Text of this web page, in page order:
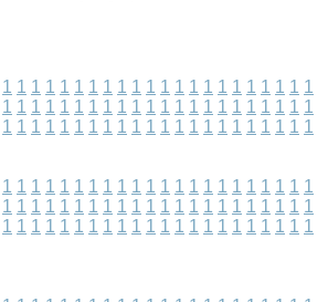
1 1 1 1 1 1 1 1 1 1 1 1 1 1 1 1 1 1 1 1 1 1
1 1 1 1 1 1 1 1 1 1 1 1 1 1 1 1 1 1 1 1 1 1
1 1 1 1 1 1 1 1 1 1 1 1 1 1 1 1 1 1 1 1 1 1
1 1 1 1 1 1 1 1 1 1 1 1 1 1 1 1 1 1 1 1 1 1
1 1 1 1 1 1 1 1 1 1 1 1 1 1 1 1 1 1 1 1 1 1
1 1 1 1 1 1 1 1 1 1 1 1 1 1 1 1 1 1 1 1 1 1